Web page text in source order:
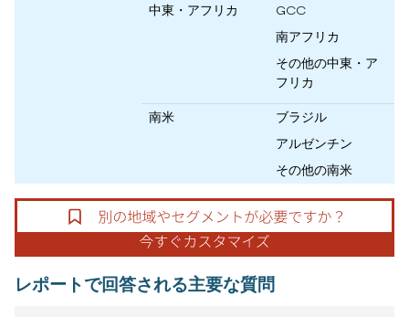
中東・アフリカ
GCC
南アフリカ
その他の中東・ア
フリカ
南米
ブラジル
アルゼンチン
その他の南米
レポートで回答される主要な質問